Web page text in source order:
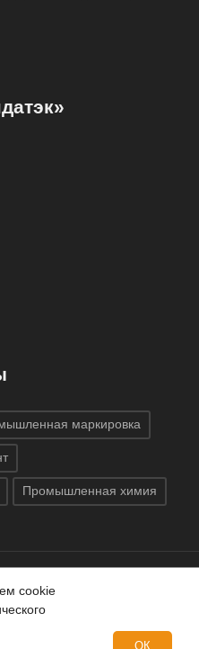
маркировка
Промышленная химия
ГК «Индатэк»
с сайта запрещено.
офертой, определяемой
cookie
ОК